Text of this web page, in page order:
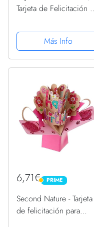
Tarjeta de Felicitación
Tarjeta de Felicitación
Madera, Utilizada para el
Día Del Padre,
Cumpleaños,...
Más Info
6,71€ PRIME
PRIME
Second Nature - Tarjeta
de felicitación para